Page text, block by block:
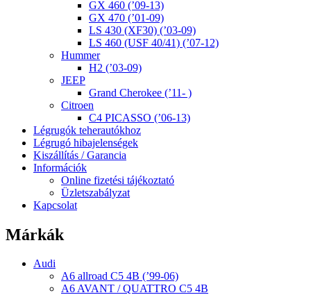
GX 460 (’09-13)
GX 470 (’01-09)
LS 430 (XF30) (’03-09)
LS 460 (USF 40/41) (’07-12)
Hummer
H2 (’03-09)
JEEP
Grand Cherokee (’11- )
Citroen
C4 PICASSO (’06-13)
Légrugók teherautókhoz
Légrugó hibajelenségek
Kiszállítás / Garancia
Információk
Online fizetési tájékoztató
Üzletszabályzat
Kapcsolat
Márkák
Audi
A6 allroad C5 4B (’99-06)
A6 AVANT / QUATTRO C5 4B